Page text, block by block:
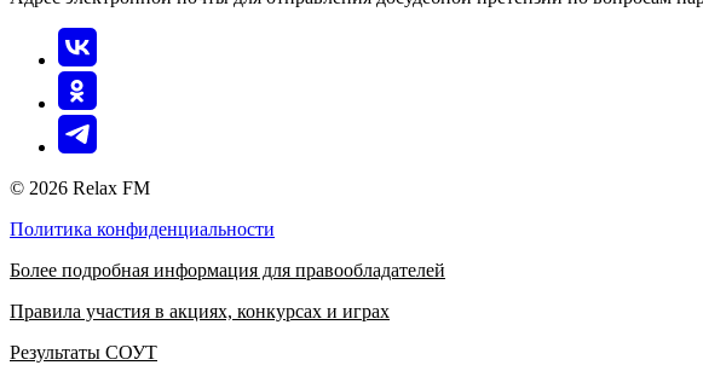
© 2026 Relax FM
Политика конфиденциальности
Более подробная информация для правообладателей
Правила участия в акциях, конкурсах и играх
Результаты СОУТ